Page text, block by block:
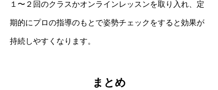
１〜２回のクラスかオンラインレッスンを取り入れ、定
期的にプロの指導のもとで姿勢チェックをすると効果が
持続しやすくなります。
まとめ